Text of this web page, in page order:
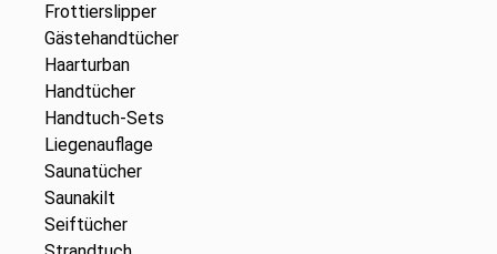
Frottierslipper
Gästehandtücher
Haarturban
Handtücher
Handtuch-Sets
Liegenauflage
Saunatücher
Saunakilt
Seiftücher